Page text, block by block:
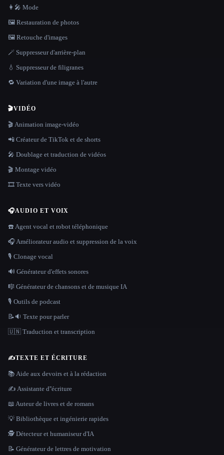
👩‍🎤 Mode
🖼️ Restauration de photos
🖼️ Retouche d'images
🪄 Suppresseur d'arrière-plan
💧 Suppresseur de filigranes
🔁 Variation d'une image à l'autre
🎬VIDÉO
🎬 Animation image-vidéo
📲 Créateur de TikTok et de shorts
🎤 Doublage et traduction de vidéos
🎬 Montage vidéo
🎞️ Texte vers vidéo
🎧AUDIO ET VOIX
☎️ Agent vocal et robot téléphonique
🎧 Améliorateur audio et suppression de la voix
🎙️ Clonage vocal
🔊 Générateur d'effets sonores
🎼 Générateur de chansons et de musique IA
🎙️ Outils de podcast
📝🔉 Texte pour parler
🇺🇳 Traduction et transcription
✍️TEXTE ET ÉCRITURE
📚 Aide aux devoirs et à la rédaction
✍️ Assistante d''écriture
📖 Auteur de livres et de romans
💡 Bibliothèque et ingénierie rapides
🕵️ Détecteur et humaniseur d'IA
📝 Générateur de lettres de motivation